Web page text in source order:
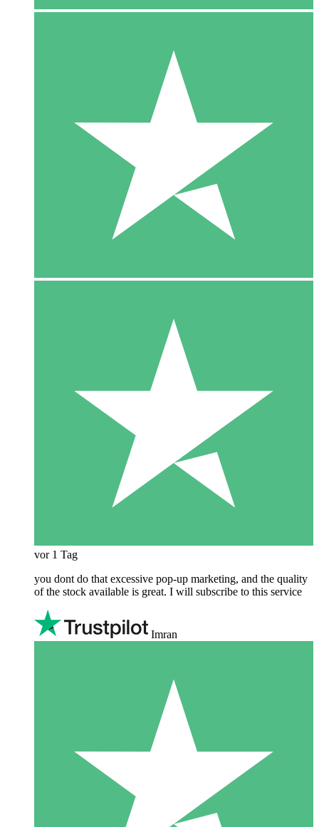
vor 1 Tag
you dont do that excessive pop-up marketing, and the quality
of the stock available is great. I will subscribe to this service
Imran